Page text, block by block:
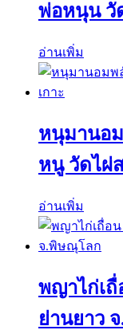
พ่อหนุน วั
อ่านเพิ่ม
หนุมานอ
หนู วัดไผ่
อ่านเพิ่ม
พญาไก่เ
ย่านยาว